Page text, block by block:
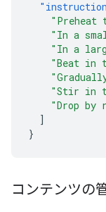
"Preheat
"In a
"In a
"Beat in
"Stir in
"Drop by
]
}
コンテンツの